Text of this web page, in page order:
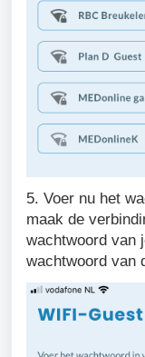
5. Voer nu het
maak de
wachtwoord van
wachtwoord van